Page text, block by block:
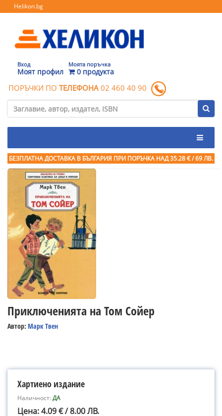
Helikon.bg
Вход
Моят профил
Моята поръчка
0 продукта
ПОРЪЧКИ ПО ТЕЛЕФОНА 02 460 40 90
БЕЗПЛАТНА ДОСТАВКА В БЪЛГАРИЯ ПРИ ПОРЪЧКА НАД 35.28 € / 69 ЛВ.
Приключенията на Том Сойер
Автор: Марк Твен
Хартиено издание
Наличност:ДА
Цена: 4.09 € / 8.00 ЛВ.